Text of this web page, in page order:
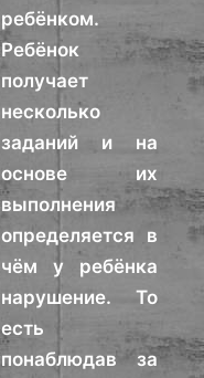
ребёнком.
Ребёнок
получает
несколько
заданий и на
основе их
выполнения
определяется в
чём у ребёнка
нарушение. То
есть
понаблюдав за